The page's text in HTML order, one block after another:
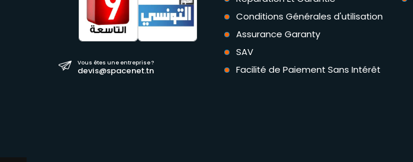
Vous êtes une entreprise ?
devis@spacenet.tn
Conditions Générales d'utilisation
Assurance Garanty
SAV
Facilité de Paiement Sans Intérêt